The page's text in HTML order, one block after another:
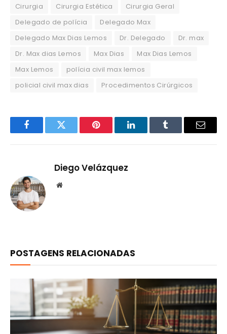
Cirurgia Cirurgia Estética
Cirurgia Geral
Delegado de polícia
Delegado Max
Delegado Max Dias Lemos
Dr. Delegado
Dr. max
Dr. Max dias Lemos
Max Dias
Max Dias Lemos
Max Lemos
polícia civil max lemos
policial civil max dias
Procedimentos Cirúrgicos
FacebookTwitter Pinterest LinkedInTumblr Email
Diego Velázquez
Website
POSTAGENS RELACIONADAS